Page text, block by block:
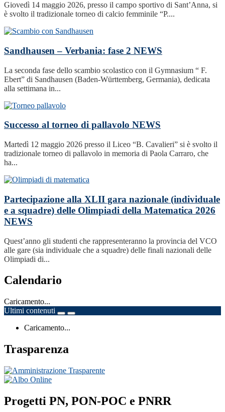
Giovedì 14 maggio 2026, presso il campo sportivo di Sant’Anna, si
è svolto il tradizionale torneo di calcio femminile “P....
Sandhausen – Verbania: fase 2 NEWS
La seconda fase dello scambio scolastico con il Gymnasium “ F.
Ebert” di Sandhausen (Baden-Württemberg, Germania), dedicata
alla settimana in...
Successo al torneo di pallavolo NEWS
Martedì 12 maggio 2026 presso il Liceo “B. Cavalieri” si è svolto il
tradizionale torneo di pallavolo in memoria di Paola Carraro, che
ha...
Partecipazione alla XLII gara nazionale (individuale
e a squadre) delle Olimpiadi della Matematica 2026
NEWS
Quest’anno gli studenti che rappresenteranno la provincia del VCO
alle gare (sia individuale che a squadre) delle finali nazionali delle
Olimpiadi di...
Calendario
Caricamento...
Ultimi contenuti
Caricamento...
Trasparenza
Progetti PN, PON-POC e PNRR